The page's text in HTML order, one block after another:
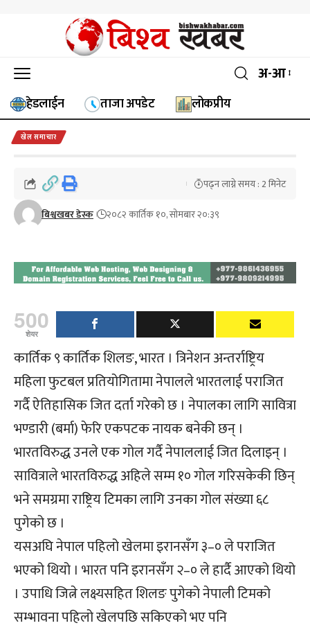
अ-आ
हेडलाईन ताजा अपडेट लोकप्रीय
खेल समाचार
बिश्वखबर डेस्क २०८२ कार्तिक १०, सोमबार २०:३९
पढ्न लाग्ने समय : 2 मिनेट
500
शेयर
कार्तिक ९ कार्तिक शिलङ, भारत । त्रिनेशन अन्तर्राष्ट्रिय
महिला फुटबल प्रतियोगितामा नेपालले भारतलाई पराजित
गर्दै ऐतिहासिक जित दर्ता गरेको छ । नेपालका लागि सावित्रा
भण्डारी (बर्मा) फेरि एकपटक नायक बनेकी छन् ।
भारतविरुद्ध उनले एक गोल गर्दै नेपाललाई जित दिलाइन् ।
सावित्राले भारतविरुद्ध अहिले सम्म १० गोल गरिसकेकी छिन्
भने समग्रमा राष्ट्रिय टिमका लागि उनका गोल संख्या ६८
पुगेको छ ।
यसअघि नेपाल पहिलो खेलमा इरानसँग ३–० ले पराजित
भएको थियो । भारत पनि इरानसँग २–० ले हार्दै आएको थियो
। उपाधि जित्ने लक्ष्यसहित शिलङ पुगेको नेपाली टिमको
सम्भावना पहिलो खेलपछि सकिएको भए पनि